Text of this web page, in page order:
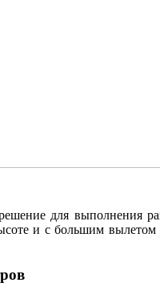
для выполнения
и с большим